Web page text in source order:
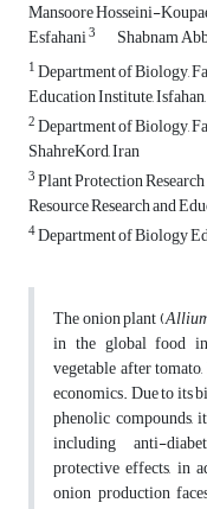
Mansoore Hosseini-
Esfahani3 Shabnam
1Department of Biology,
Education Institute,
2Department of Biology,
ShahreKord, Iran
3Plant Protection
Resource Research and
4Department of Biology
The onion plant (
in the global food
vegetable after
economics. Due to its
phenolic compounds,
including anti-
protective effects, in
onion production